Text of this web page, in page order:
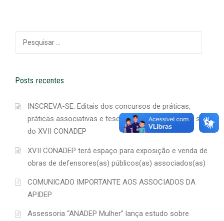
por:
Posts recentes
INSCREVA-SE: Editais dos concursos de práticas,
práticas associativas e teses estão disponíveis no site
do XVII CONADEP
XVII CONADEP terá espaço para exposição e venda de
obras de defensores(as) públicos(as) associados(as)
COMUNICADO IMPORTANTE AOS ASSOCIADOS DA
APIDEP
Assessoria “ANADEP Mulher” lança estudo sobre